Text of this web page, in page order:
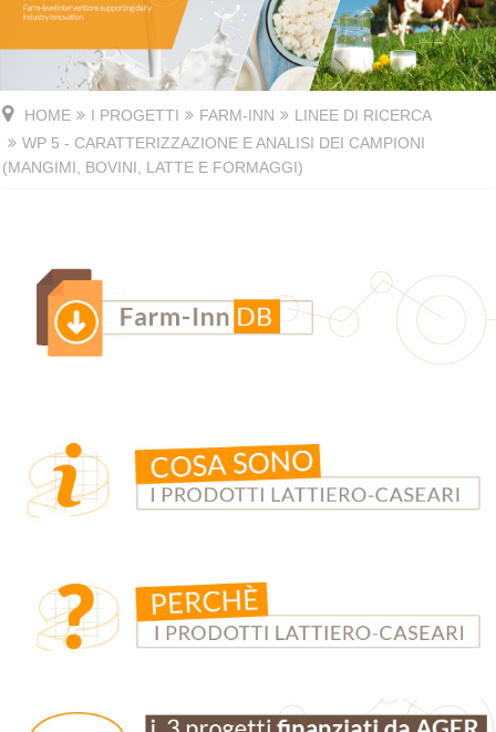
HOME I PROGETTI FARM-INN
LINEE DI RICERCA
WP 5 - CARATTERIZZAZIONE E ANALISI DEI CAMPIONI
(MANGIMI, BOVINI, LATTE E FORMAGGI)